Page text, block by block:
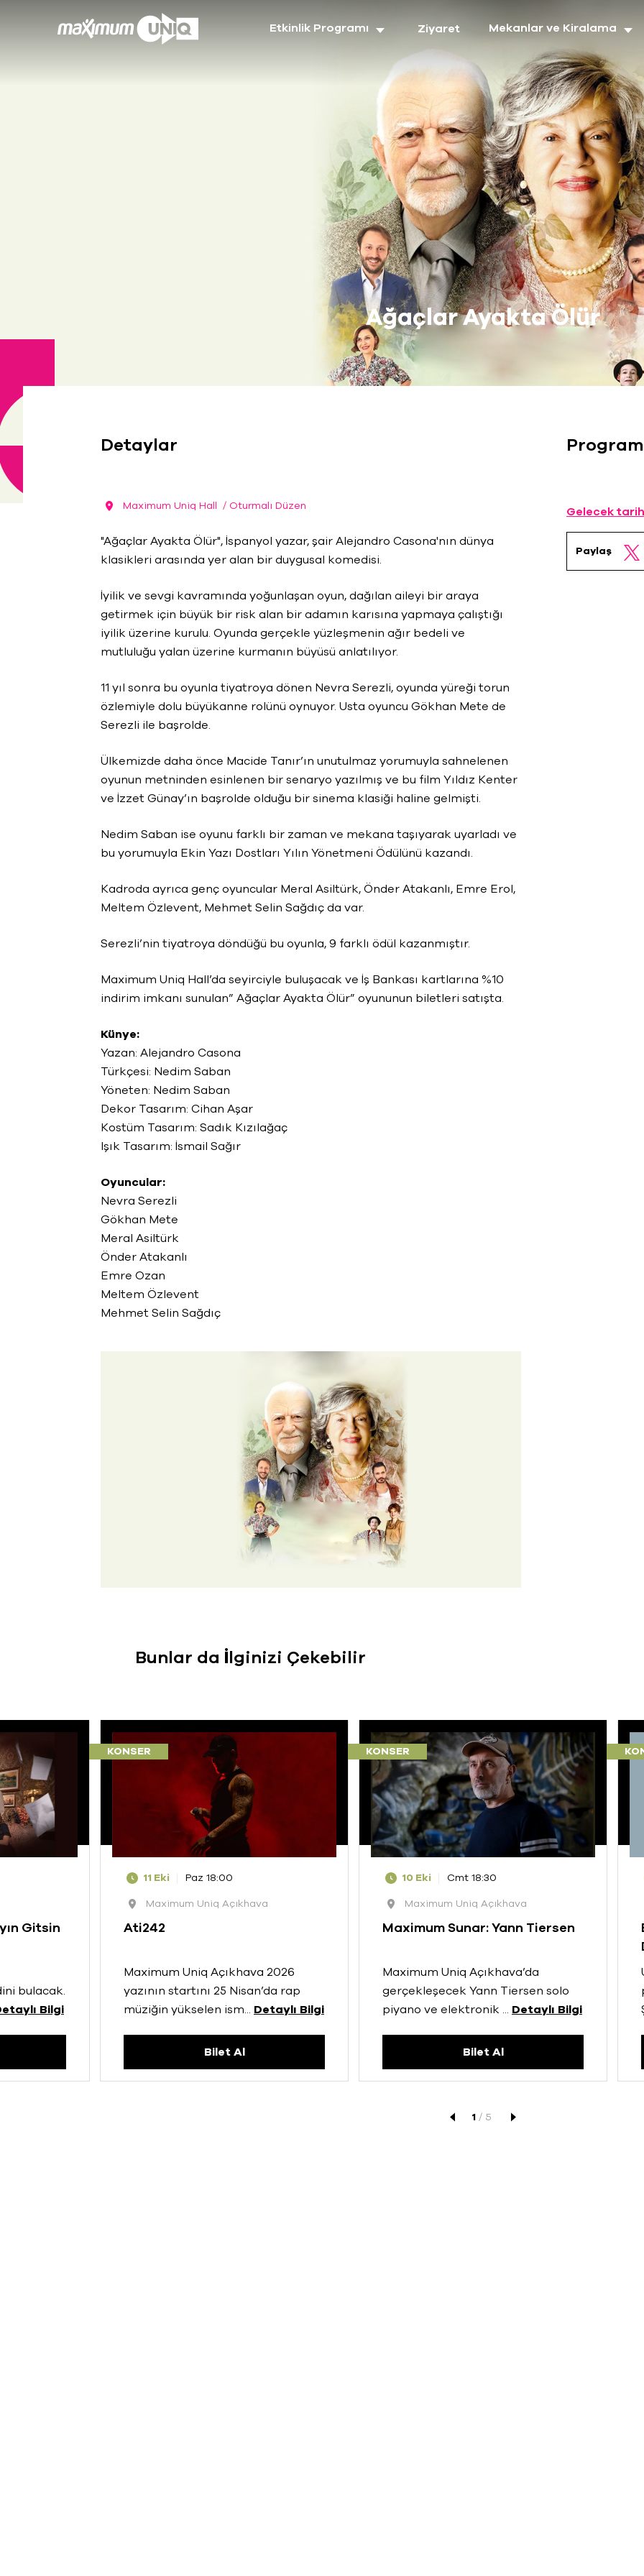
Etkinlik Programı Ziyaret Mekanlar ve Kiralama
Ağaçlar Ayakta Ölür
Detaylar
Maximum Uniq Hall / Oturmalı Düzen
"Ağaçlar Ayakta Ölür", İspanyol yazar, şair Alejandro Casona'nın dünya
klasikleri arasında yer alan bir duygusal komedisi.
İyilik ve sevgi kavramında yoğunlaşan oyun, dağılan aileyi bir araya
getirmek için büyük bir risk alan bir adamın karısına yapmaya çalıştığı
iyilik üzerine kurulu. Oyunda gerçekle yüzleşmenin ağır bedeli ve
mutluluğu yalan üzerine kurmanın büyüsü anlatılıyor.
11 yıl sonra bu oyunla tiyatroya dönen Nevra Serezli, oyunda yüreği torun
özlemiyle dolu büyükanne rolünü oynuyor. Usta oyuncu Gökhan Mete de
Serezli ile başrolde.
Ülkemizde daha önce Macide Tanır’ın unutulmaz yorumuyla sahnelenen
oyunun metninden esinlenen bir senaryo yazılmış ve bu film Yıldız Kenter
ve İzzet Günay’ın başrolde olduğu bir sinema klasiği haline gelmişti.
Nedim Saban ise oyunu farklı bir zaman ve mekana taşıyarak uyarladı ve
bu yorumuyla Ekin Yazı Dostları Yılın Yönetmeni Ödülünü kazandı.
Kadroda ayrıca genç oyuncular Meral Asiltürk, Önder Atakanlı, Emre Erol,
Meltem Özlevent, Mehmet Selin Sağdıç da var.
Serezli’nin tiyatroya döndüğü bu oyunla, 9 farklı ödül kazanmıştır.
Maximum Uniq Hall’da seyirciyle buluşacak ve İş Bankası kartlarına %10
indirim imkanı sunulan” Ağaçlar Ayakta Ölür” oyununun biletleri satışta.
Künye:
Yazan: Alejandro Casona
Türkçesi: Nedim Saban
Yöneten: Nedim Saban
Dekor Tasarım: Cihan Aşar
Kostüm Tasarım: Sadık Kızılağaç
Işık Tasarım: İsmail Sağır
Oyuncular:
Nevra Serezli
Gökhan Mete
Meral Asiltürk
Önder Atakanlı
Emre Ozan
Meltem Özlevent
Mehmet Selin Sağdıç
Program
Gelecek
Paylaş
Bunlar da İlginizi Çekebilir
Gitsin
bulacak.
Bilgi
KONSER
11 Eki
Paz 18:00
Maximum Uniq Açıkhava
Ati242
Maximum Uniq Açıkhava 2026
yazının startını 25 Nisan’da rap
müziğin yükselen ism... Detaylı Bilgi
Bilet Al
KONSER
10 Eki
Cmt 18:30
Maximum Uniq Açıkhava
Maximum Sunar: Yann Tiersen
Maximum Uniq Açıkhava’da
gerçekleşecek Yann Tiersen solo
piyano ve elektronik ... Detaylı Bilgi
Bilet Al
1 / 5